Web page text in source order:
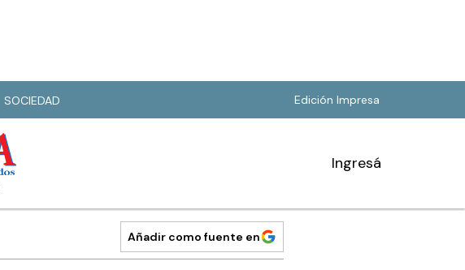
SOCIEDAD Edición Impresa
Ingresá
Añadir como fuente en